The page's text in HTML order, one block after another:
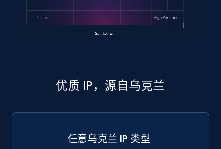
优质 IP，源自乌克兰
任意乌克兰 IP 类型